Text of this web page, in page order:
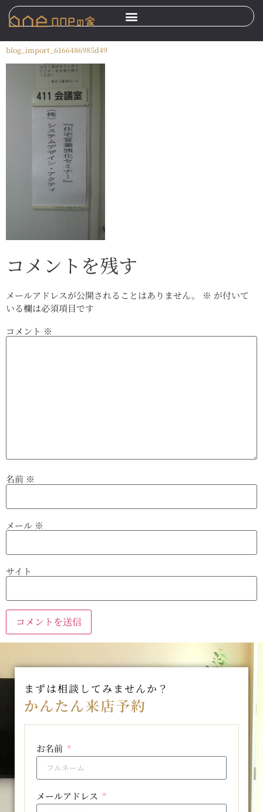
blog_import_6166486985d49
コメントを残す
メールアドレスが公開されることはありません。 ※ が付いて
いる欄は必須項目です
コメント ※
名前 ※
メール ※
サイト
まずは相談してみませんか？
かんたん来店予約
お名前
メールアドレス